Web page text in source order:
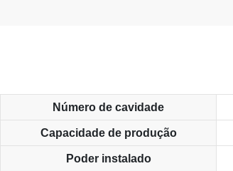
Número de cavidade
Capacidade de produção
Poder instalado